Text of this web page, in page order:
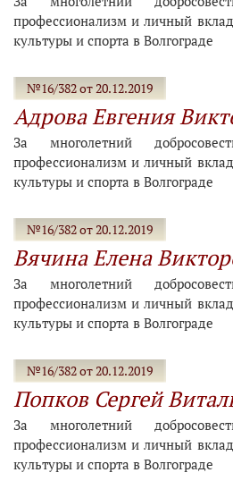
профессионализм и личный
культуры и спорта в Волгограде
№16/382 от 20.12.2019
Адрова Евгения
За многолетний
профессионализм и личный
культуры и спорта в Волгограде
№16/382 от 20.12.2019
Вячина Елена
За многолетний
профессионализм и личный
культуры и спорта в Волгограде
№16/382 от 20.12.2019
Попков Сергей
За многолетний
профессионализм и личный
культуры и спорта в Волгограде